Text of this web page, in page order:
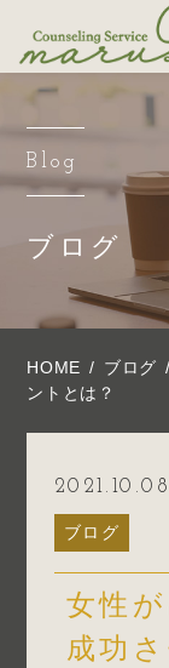
Blog
ブログ
HOME ブログ
ントとは？
2021.10.08
ブログ
女性
成功